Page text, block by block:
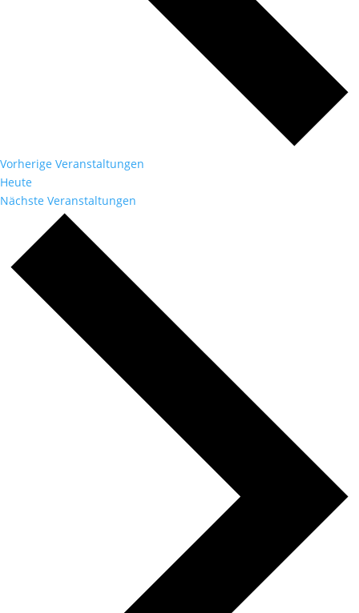
Vorherige Veranstaltungen
Heute
Nächste Veranstaltungen